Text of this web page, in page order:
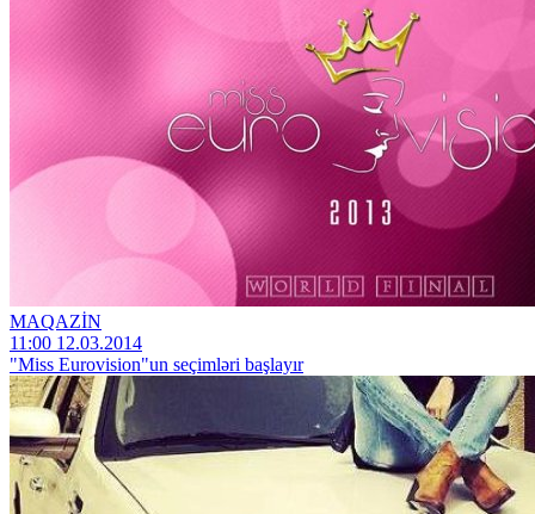
MAQAZİN
11:00 12.03.2014
"Miss Eurovision"un seçimləri başlayır